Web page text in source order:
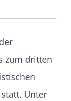
zum dritten
Unter